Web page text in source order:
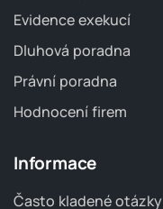
Evidence exekucí
Dluhová poradna
Právní poradna
Hodnocení firem
Informace
Často kladené otázky